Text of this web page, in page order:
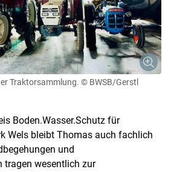
Traktorsammlung. © BWSB/Gerstl
Boden.Wasser.Schutz für
Wels bleibt Thomas auch fachlich
und
tragen wesentlich zur